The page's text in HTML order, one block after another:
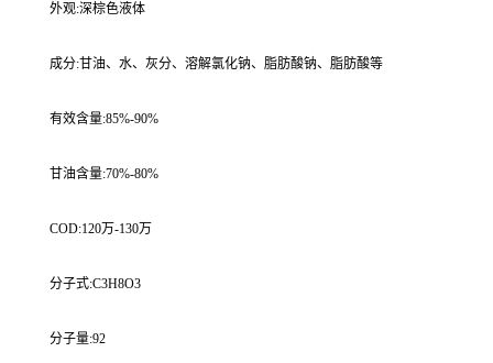
外观:深棕色液体
成分:甘油、水、灰分、溶解氯化钠、脂肪酸钠、脂肪酸等
有效含量:85%-90%
甘油含量:70%-80%
COD:120万-130万
分子式:C3H8O3
分子量:92